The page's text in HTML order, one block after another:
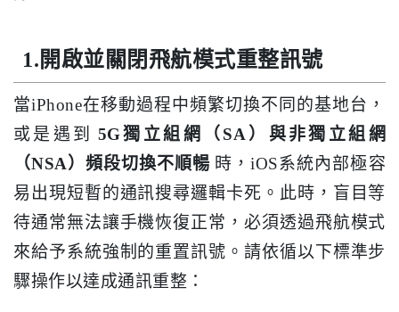
1.開啟並關閉飛航模式重整訊號
當iPhone在移動過程中頻繁切換不同的基地台，
或是遇到
5G獨立組網（SA）與非獨立組網
（NSA）頻段切換不順暢 時，iOS系統內部極容
易出現短暫的通訊搜尋邏輯卡死。此時，盲目等
待通常無法讓手機恢復正常，必須透過飛航模式
來給予系統強制的重置訊號。請依循以下標準步
驟操作以達成通訊重整：